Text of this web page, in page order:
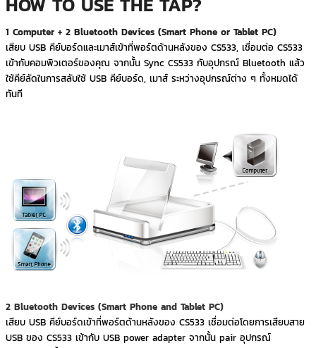
1 Computer + 2 Bluetooth Devices (Smart Phone or Tablet PC)
เสียบ USB คีย์บอร์ดและเมาส์เข้าที่พอร์ตด้านหลังของ CS533, เชื่อมต่อ CS533
เข้ากับคอมพิวเตอร์ของคุณ จากนั้น Sync CS533 กับอุปกรณ์ Bluetooth แล้ว
ใช้คีย์ลัดในการสลับใช้ USB คีย์บอร์ด, เมาส์ ระหว่างอุปกรณ์ต่าง ๆ ทั้งหมดได้
ทันที
2 Bluetooth Devices (Smart Phone and Tablet PC)
เสียบ USB คีย์บอร์ดเข้าที่พอร์ตด้านหลังของ CS533 เชื่อมต่อโดยการเสียบสาย
USB ของ CS533 เข้ากับ USB power adapter จากนั้น pair อุปกรณ์